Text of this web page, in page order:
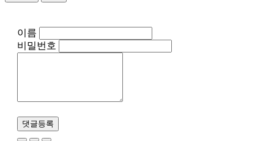
이름
비밀번호
댓글등록